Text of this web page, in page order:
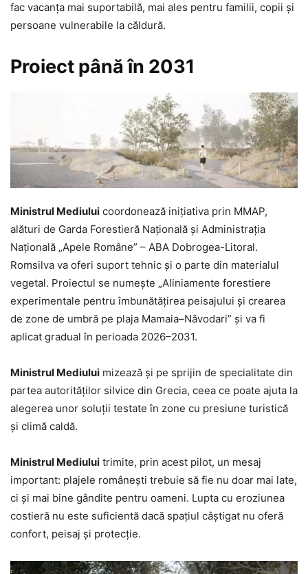
fac vacanța mai suportabilă, mai ales pentru familii, copii și
persoane vulnerabile la căldură.
Proiect până în 2031
Ministrul Mediului coordonează inițiativa prin MMAP,
alături de Garda Forestieră Națională și Administrația
Națională „Apele Române” – ABA Dobrogea-Litoral.
Romsilva va oferi suport tehnic și o parte din materialul
vegetal. Proiectul se numește „Aliniamente forestiere
experimentale pentru îmbunătățirea peisajului și crearea
de zone de umbră pe plaja Mamaia–Năvodari” și va fi
aplicat gradual în perioada 2026–2031.
Ministrul Mediului mizează și pe sprijin de specialitate din
partea autorităților silvice din Grecia, ceea ce poate ajuta la
alegerea unor soluții testate în zone cu presiune turistică
și climă caldă.
Ministrul Mediului trimite, prin acest pilot, un mesaj
important: plajele românești trebuie să fie nu doar mai late,
ci și mai bine gândite pentru oameni. Lupta cu eroziunea
costieră nu este suficientă dacă spațiul câștigat nu oferă
confort, peisaj și protecție.